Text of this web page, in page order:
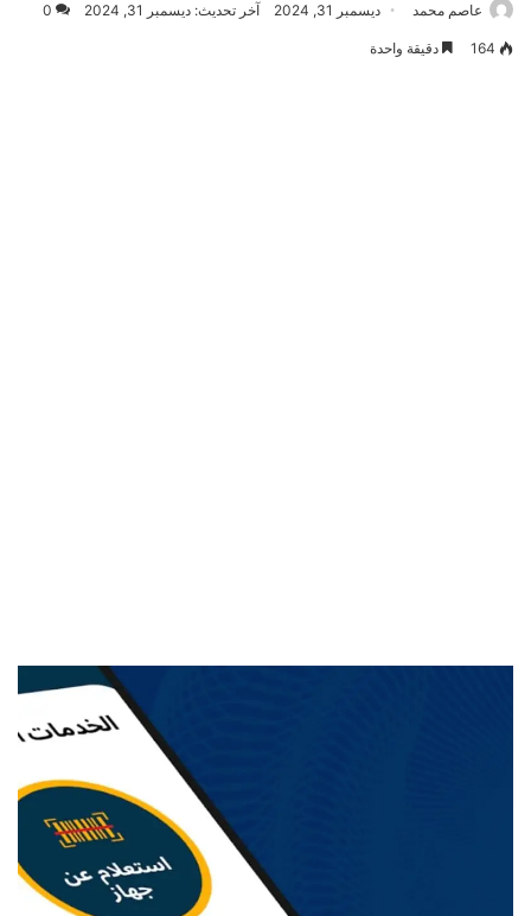
عاصم محمد ديسمبر 31, 2024 آخر تحديث: ديسمبر 31, 2024 0
164 دقيقة واحدة